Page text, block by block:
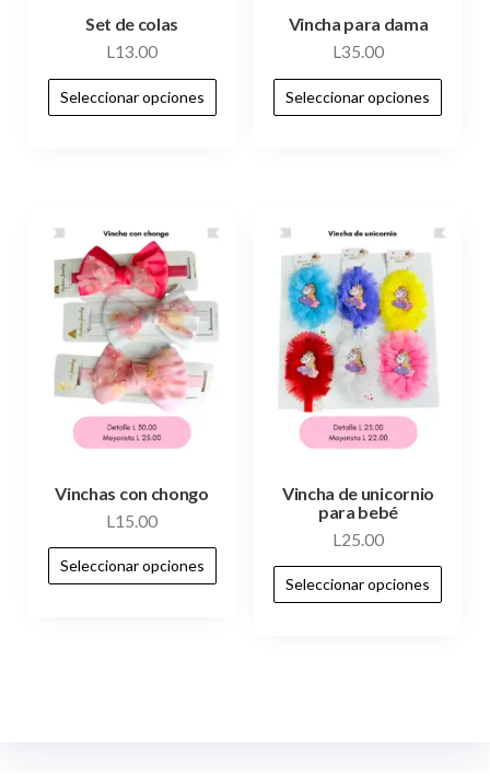
Set de colas
L13.00
Seleccionar opciones
Vincha para dama
L35.00
Seleccionar opciones
Vinchas con chongo
L15.00
Seleccionar opciones
Vincha de unicornio
para bebé
L25.00
Seleccionar opciones